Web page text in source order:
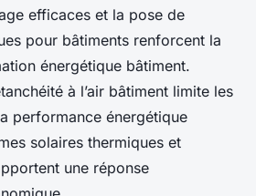
efficaces et la pose de
pour bâtiments renforcent la
énergétique bâtiment.
à l’air bâtiment limite les
performance énergétique
solaires thermiques et
une réponse